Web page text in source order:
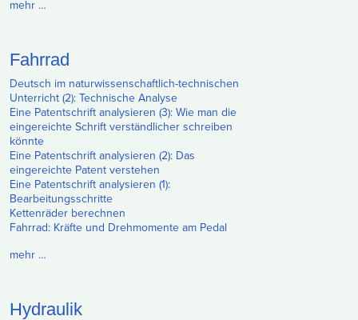
mehr …
Fahrrad
Deutsch im naturwissenschaftlich-technischen
Unterricht (2): Technische Analyse
Eine Patentschrift analysieren (3): Wie man die
eingereichte Schrift verständlicher schreiben
könnte
Eine Patentschrift analysieren (2): Das
eingereichte Patent verstehen
Eine Patentschrift analysieren (1):
Bearbeitungsschritte
Kettenräder berechnen
Fahrrad: Kräfte und Drehmomente am Pedal
mehr …
Hydraulik